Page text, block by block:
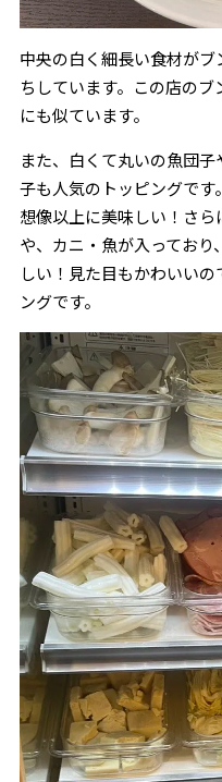
中央の白く細長い食材が
ちしています。この店の
にも似ています。
また、白くて丸いの魚団
子も人気のトッピングで
想像以上に美味しい！さ
や、カニ・魚が入ってお
しい！見た目もかわいい
ングです。